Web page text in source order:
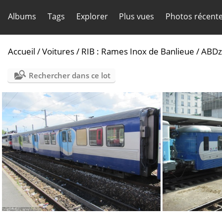
Albums Tags Explorer Plus vues Photos
Accueil /Voitures/ RIB : Rames Inox de Banlieue /ABDz
Rechercher dans ce lot